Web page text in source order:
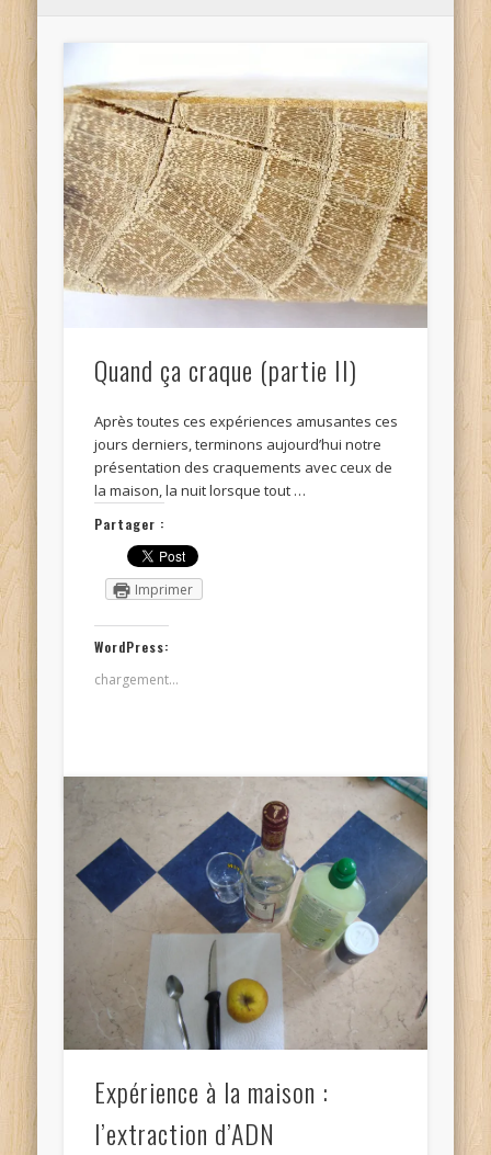
Quand ça craque (partie II)
Après toutes ces expériences amusantes ces
jours derniers, terminons aujourd’hui notre
présentation des craquements avec ceux de
la maison, la nuit lorsque tout …
Partager :
Imprimer
WordPress:
chargement…
Expérience à la maison :
l’extraction d’ADN